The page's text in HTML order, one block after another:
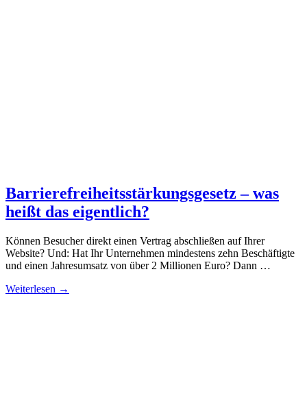
Barrierefreiheitsstärkungsgesetz – was
heißt das eigentlich?
Können Besucher direkt einen Vertrag abschließen auf Ihrer
Website? Und: Hat Ihr Unternehmen mindestens zehn Beschäftigte
und einen Jahresumsatz von über 2 Millionen Euro? Dann …
Weiterlesen →